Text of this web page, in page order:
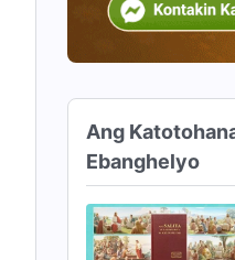
Ang
Ebanghelyo